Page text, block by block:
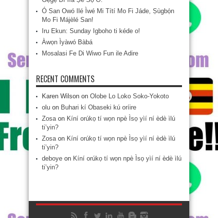
Ó San Owó Ilé Ìwé Mi Títí Mo Fi Jáde, Ṣùgbọ́n
Mo Fi Májèlé San!
Iru Ekun: Sunday Igboho ti kéde o!
Àwọn Ìyàwó Bàbá
Mosalasi Fe Di Wiwo Fun ile Adire
RECENT COMMENTS
Karen Wilson on Olobe Lo Loko Soko-Yokoto
olu on Buhari kí Obaseki kú oríire
Zosaon Kíní orúkọ tí wọn npè Ìsọ yìí ní èdè ìlú
ti’yin?
Zosaon Kíní orúkọ tí wọn npè Ìsọ yìí ní èdè ìlú
ti’yin?
deboye on Kíní orúkọ tí wọn npè Ìsọ yìí ní èdè ìlú
ti’yin?